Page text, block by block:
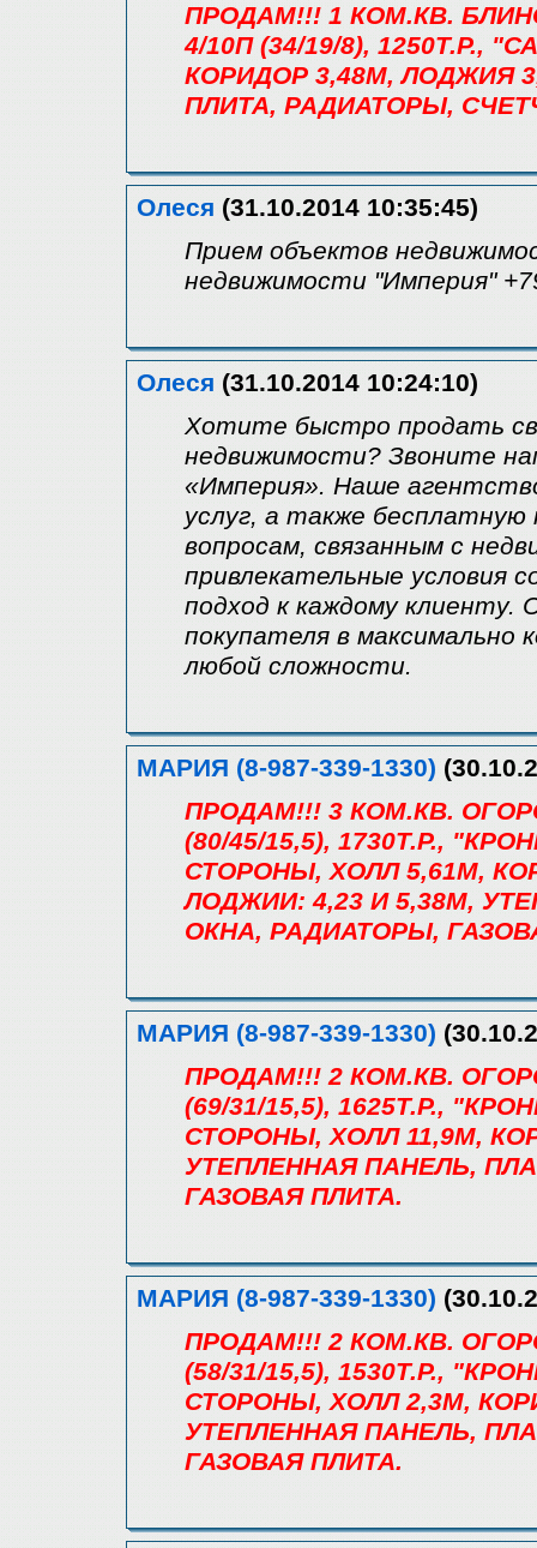
ПРОДАМ!!! 1 КОМ.КВ.
4/10П (34/19/8), 1250Т.Р.,
КОРИДОР 3,48М, ЛОДЖИЯ
ПЛИТА, РАДИАТОРЫ,
Олеся (31.10.2014 10:35:45)
Прием объектов
недвижимости "Империя"
Олеся (31.10.2014 10:24:10)
Хотите быстро продать
недвижимости? Звоните
«Империя». Наше
услуг, а также
вопросам, связанным с
привлекательные условия
подход к каждому клиенту.
покупателя в максимально
любой сложности.
МАРИЯ (8-987-339-1330)
ПРОДАМ!!! 3 КОМ.КВ.
(80/45/15,5), 1730Т.Р.,
СТОРОНЫ, ХОЛЛ 5,61М,
ЛОДЖИИ: 4,23 И 5,38М,
ОКНА, РАДИАТОРЫ,
МАРИЯ (8-987-339-1330)
ПРОДАМ!!! 2 КОМ.КВ.
(69/31/15,5), 1625Т.Р.,
СТОРОНЫ, ХОЛЛ 11,9М,
УТЕПЛЕННАЯ ПАНЕЛЬ,
ГАЗОВАЯ ПЛИТА.
МАРИЯ (8-987-339-1330)
ПРОДАМ!!! 2 КОМ.КВ.
(58/31/15,5), 1530Т.Р.,
СТОРОНЫ, ХОЛЛ 2,3М,
УТЕПЛЕННАЯ ПАНЕЛЬ,
ГАЗОВАЯ ПЛИТА.